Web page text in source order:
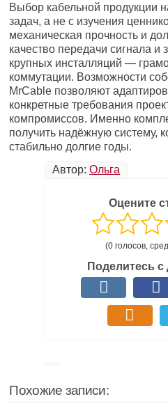
Выбор кабельной продукции
задач, а не с изучения
механическая прочность и
качество передачи сигнала и
крупных инсталляций —
коммутации. Возможности
MrCable позволяют
конкретные требования
компромиссов. Именно
получить надёжную систему,
стабильно долгие годы.
Автор: Ольга
Оцените
(0 голосов,
Поделитесь с
Похожие записи: